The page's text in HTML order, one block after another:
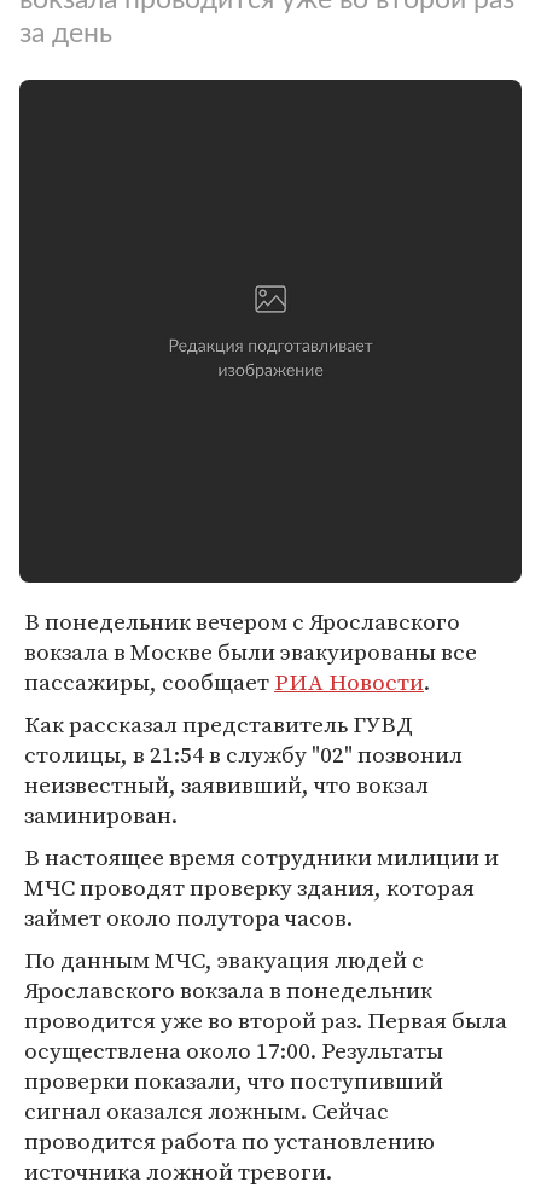
за день
В понедельник вечером с Ярославского
вокзала в Москве были эвакуированы все
пассажиры, сообщаетРИА Новости.
Как рассказал представитель ГУВД
столицы, в 21:54 в службу "02" позвонил
неизвестный, заявивший, что вокзал
заминирован.
В настоящее время сотрудники милиции и
МЧС проводят проверку здания, которая
займет около полутора часов.
По данным МЧС, эвакуация людей с
Ярославского вокзала в понедельник
проводится уже во второй раз. Первая была
осуществлена около 17:00. Результаты
проверки показали, что поступивший
сигнал оказался ложным. Сейчас
проводится работа по установлению
источника ложной тревоги.